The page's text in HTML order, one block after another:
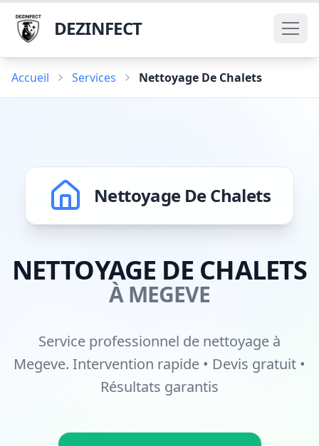
DEZINFECT
Accueil Services Nettoyage De Chalets
Nettoyage De Chalets
NETTOYAGE DE CHALETS
À MEGEVE
Service professionnel de nettoyage à
Megeve. Intervention rapide • Devis gratuit •
Résultats garantis